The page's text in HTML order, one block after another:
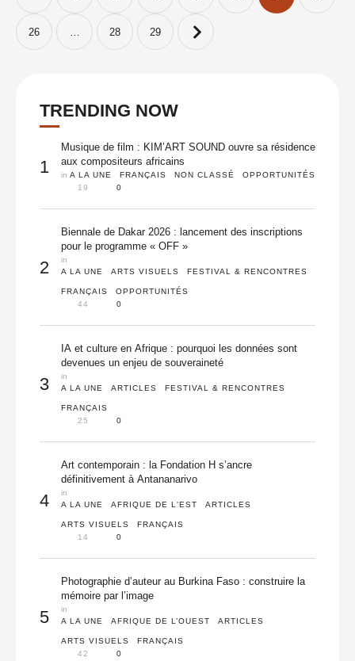
26 28 29
TRENDING NOW
1
Musique de film : KIM’ART SOUND ouvre sa résidence
aux compositeurs africains
in A LA UNE FRANÇAIS NON CLASSÉ
OPPORTUNITÉS
19
0
2
Biennale de Dakar 2026 : lancement des inscriptions
pour le programme « OFF »
in
A LA UNE
ARTS VISUELS FESTIVAL & RENCONTRES
FRANÇAIS
OPPORTUNITÉS
44
0
3
IA et culture en Afrique : pourquoi les données sont
devenues un enjeu de souveraineté
in
A LA UNE
ARTICLES FESTIVAL & RENCONTRES
FRANÇAIS
25
0
4
Art contemporain : la Fondation H s’ancre
définitivement à Antananarivo
in
A LA UNE
AFRIQUE DE L'EST ARTICLES
ARTS VISUELS
FRANÇAIS
14
0
5
Photographie d’auteur au Burkina Faso : construire la
mémoire par l’image
in
A LA UNE
AFRIQUE DE L’OUEST ARTICLES
ARTS VISUELS
FRANÇAIS
42
0